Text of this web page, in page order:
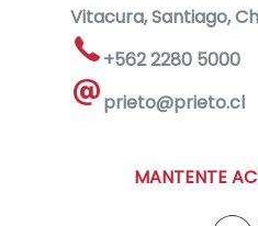
Vitacura, Santiago,
+562 2280 5000
prieto@prieto.cl
MANTENTE